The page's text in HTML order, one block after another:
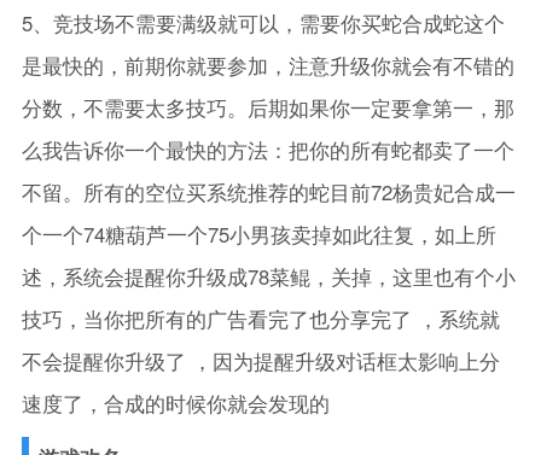
5、竞技场不需要满级就可以，需要你买蛇合成蛇这个
是最快的，前期你就要参加，注意升级你就会有不错的
分数，不需要太多技巧。后期如果你一定要拿第一，那
么我告诉你一个最快的方法：把你的所有蛇都卖了一个
不留。所有的空位买系统推荐的蛇目前72杨贵妃合成一
个一个74糖葫芦一个75小男孩卖掉如此往复，如上所
述，系统会提醒你升级成78菜鲲，关掉，这里也有个小
技巧，当你把所有的广告看完了也分享完了 ，系统就
不会提醒你升级了 ，因为提醒升级对话框太影响上分
速度了，合成的时候你就会发现的